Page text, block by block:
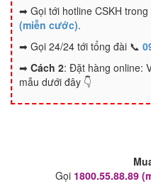
➡ Gọi tới hotline CSKH
(miễn cước).
➡ Gọi 24/24 tới tổng đài 📞
➡ Cách 2: Đặt hàng online:
mẫu dưới đây 👇
Gọi 1800.55.88.89